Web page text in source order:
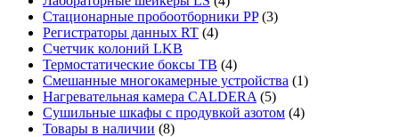
Стационарные пробоотборники PP (3)
Регистраторы данных RT (4)
Счетчик колоний LKB
Термостатические боксы TB (4)
Смешанные многокамерные устройства (1)
Нагревательная камера CALDERA (5)
Сушильные шкафы с продувкой азотом (4)
Товары в наличии (8)